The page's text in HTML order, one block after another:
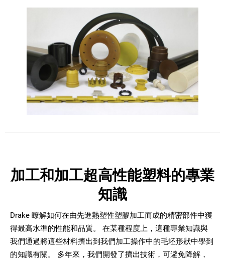
加工和加工超高性能塑料的專業
知識
Drake 瞭解如何在由先進熱塑性塑膠加工而成的精密部件中獲
得最高水準的性能和品質。 在某種程度上，這種專業知識與
我們通過將這些材料擠出到我們加工操作中的毛坯形狀中學到
的知識有關。 多年來，我們開發了擠出技術，可避免降解，